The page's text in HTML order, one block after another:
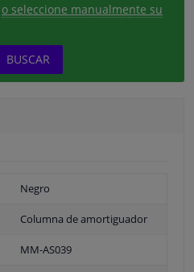
o seleccione manualmente su
BUSCAR
Negro
Columna de amortiguador
MM-AS039